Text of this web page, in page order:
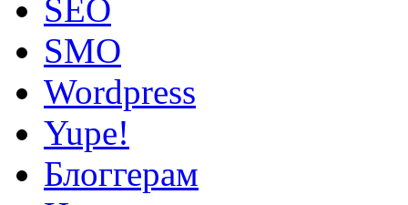
SEO
SMO
Wordpress
Yupe!
Блоггерам